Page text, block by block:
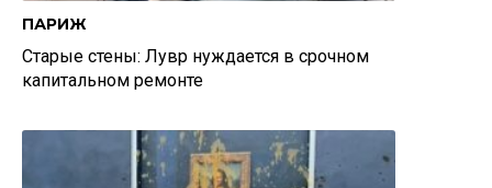
ПАРИЖ
Старые стены: Лувр нуждается в срочном
капитальном ремонте